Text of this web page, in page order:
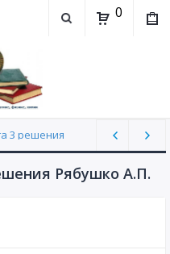
0
3 решения
Рябушко А.П.